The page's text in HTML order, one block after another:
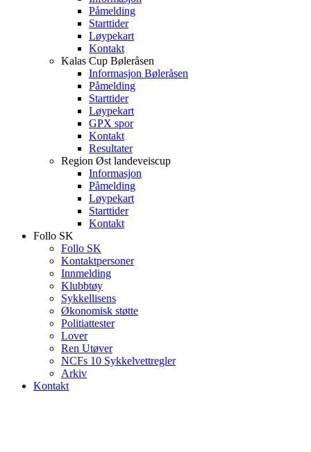
Påmelding
Starttider
Løypekart
Kontakt
Kalas Cup Bøleråsen
Informasjon Bøleråsen
Påmelding
Starttider
Løypekart
GPX spor
Kontakt
Resultater
Region Øst landeveiscup
Informasjon
Påmelding
Løypekart
Starttider
Kontakt
Follo SK
Follo SK
Kontaktpersoner
Innmelding
Klubbtøy
Sykkellisens
Økonomisk støtte
Politiattester
Lover
Ren Utøver
NCFs 10 Sykkelvettregler
Arkiv
Kontakt